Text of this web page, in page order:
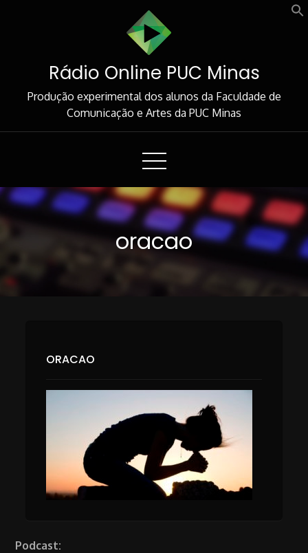
Rádio Online PUC Minas
Produção experimental dos alunos da Faculdade de
Comunicação e Artes da PUC Minas
oracao
ORACAO
Podcast: